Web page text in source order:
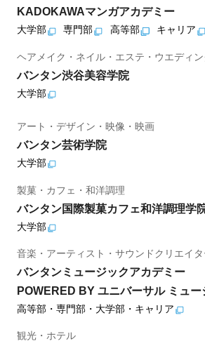
KADOKAWAマンガアカデミー
大学部 専門部 高等部 キャリア
ヘアメイク・ネイル・エステ・ウエディ
バンタン渋谷美容学院
大学部
アート・デザイン・映像・映画
バンタン芸術学院
大学部
製菓・カフェ・和洋調理
バンタン国際製菓カフェ和洋調理学
大学部
音楽・アーティスト・サウンドクリエイタ
バンタンミュージックアカデミー
POWERED BY ユニバーサル ミュー
高等部・専門部・大学部・キャリア
観光・ホテル